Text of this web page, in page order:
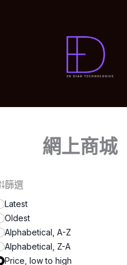
網上商城
篩選
Latest
Oldest
Alphabetical, A-Z
Alphabetical, Z-A
Price, low to high